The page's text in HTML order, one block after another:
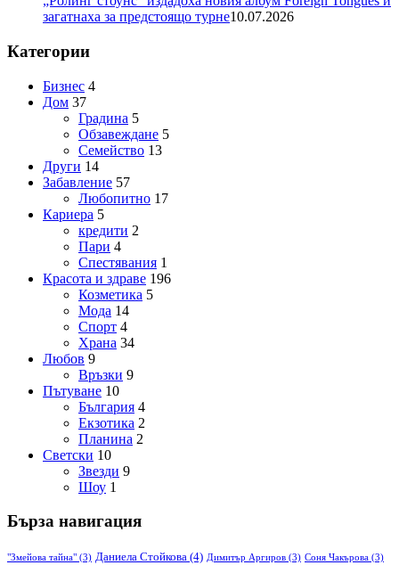
загатнаха за предстоящо турне10.07.2026
Категории
Бизнес 4
Дом 37
Градина 5
Обзавеждане 5
Семейство 13
Други 14
Забавление 57
Любопитно 17
Кариера 5
кредити 2
Пари 4
Спестявания 1
Красота и здраве 196
Козметика 5
Мода 14
Спорт 4
Храна 34
Любов 9
Връзки 9
Пътуване 10
България 4
Екзотика 2
Планина 2
Светски 10
Звезди 9
Шоу 1
Бърза навигация
"Змейова тайна" (3) Даниела Стойкова (4) Димитър Аргиров (3) Соня Чакърова (3)